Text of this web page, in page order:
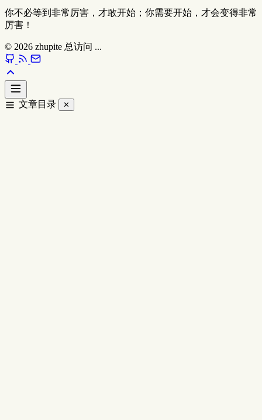
你不必等到非常厉害，才敢开始；你需要开始，才会变得非常
厉害！
© 2026 zhupite 总访问 ...
文章目录 ✕